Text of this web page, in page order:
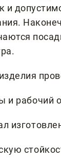
и
и рабочий